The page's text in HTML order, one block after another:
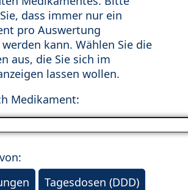
dass immer nur ein
pro Auswertung
kann. Wählen Sie die
aus, die Sie sich im
lassen wollen.
Medikament:
Tagesdosen (DDD)